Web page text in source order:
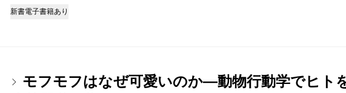
新書電子書籍あり
モフモフはなぜ可愛いのか―動物行動学でヒト